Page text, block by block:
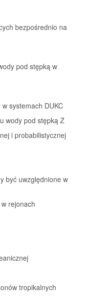
bezpośrednio na
pod stępką w
systemach DUKC
wody pod stępką Z
i probabilistycznej
być uwzględnione w
rejonach
tropikalnych